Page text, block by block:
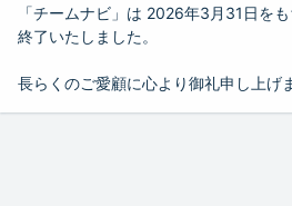
「チームナビ」は 2026年3月31日を
終了いたしました。
長らくのご愛顧に心より御礼申し上げ